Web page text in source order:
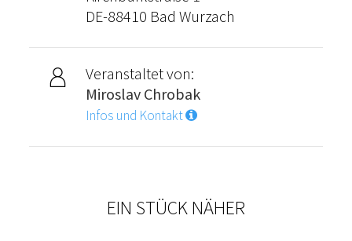
DE-88410 Bad Wurzach
Veranstaltet von:
Miroslav Chrobak
Infos und Kontakt
EIN STÜCK NÄHER